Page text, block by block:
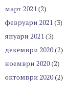
март 2021(2)
февруари 2021(3)
януари 2021(3)
декември 2020(2)
ноември 2020(2)
октомври 2020(2)